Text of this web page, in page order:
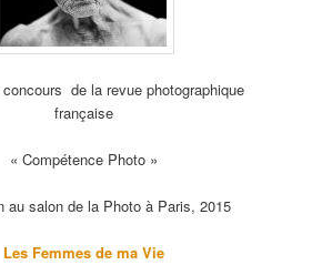
concours de la revue photographique
française
« Compétence Photo »
au salon de la Photo à Paris, 2015
Les Femmes de ma Vie